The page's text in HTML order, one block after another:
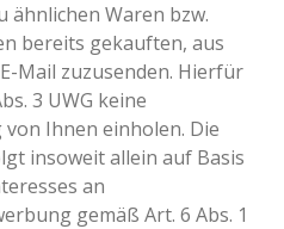
ähnlichen Waren bzw.
bereits gekauften, aus
Mail zuzusenden. Hierfür
3 UWG keine
Ihnen einholen. Die
insoweit allein auf Basis
an
gemäß Art. 6 Abs. 1